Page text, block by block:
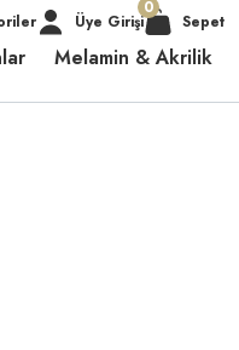
Üye Girişi Sepet
0
Melamin & Akrilik